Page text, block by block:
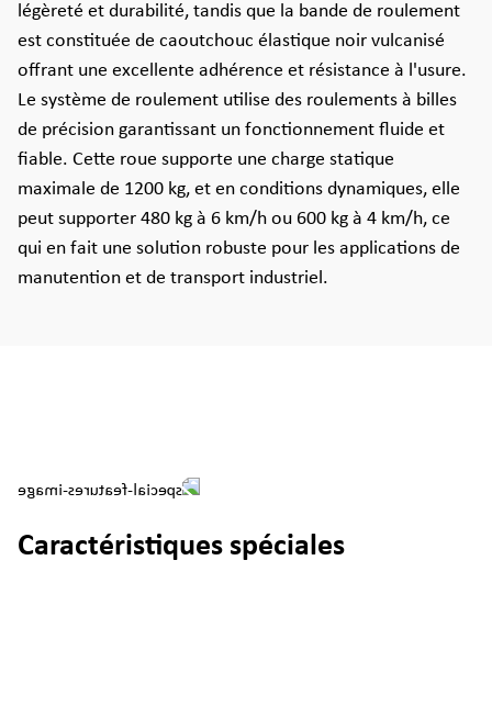
légèreté et durabilité, tandis que la bande de roulement
est constituée de caoutchouc élastique noir vulcanisé
offrant une excellente adhérence et résistance à l'usure.
Le système de roulement utilise des roulements à billes
de précision garantissant un fonctionnement fluide et
fiable. Cette roue supporte une charge statique
maximale de 1200 kg, et en conditions dynamiques, elle
peut supporter 480 kg à 6 km/h ou 600 kg à 4 km/h, ce
qui en fait une solution robuste pour les applications de
manutention et de transport industriel.
Caractéristiques spéciales